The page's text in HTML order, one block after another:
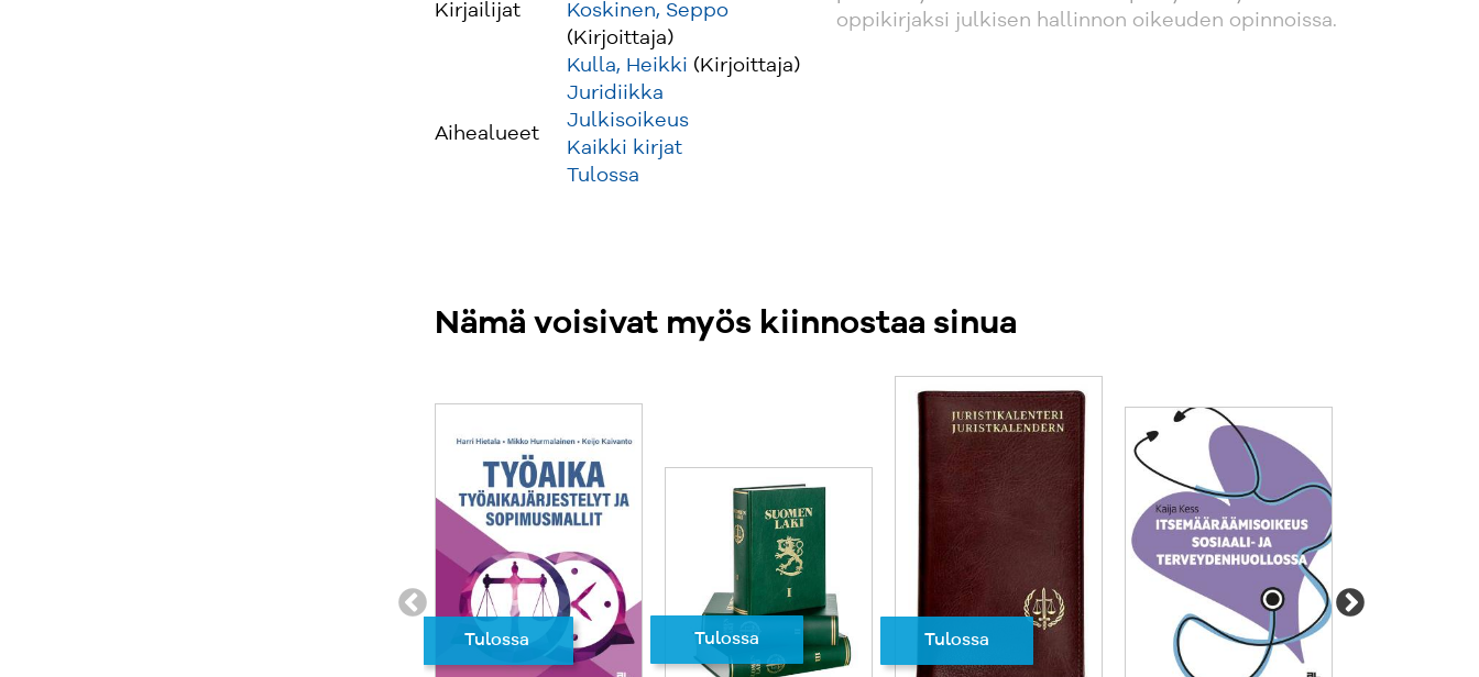
Kirjailijat
Koskinen, Seppo
(Kirjoittaja)
Kulla, Heikki (Kirjoittaja)
Aihealueet
Juridiikka
Julkisoikeus
Kaikki kirjat
Tulossa
oppikirjaksi julkisen hallinnon oikeuden opinnoissa.
Nämä voisivat myös kiinnostaa sinua
Tulossa Tulossa Tulossa